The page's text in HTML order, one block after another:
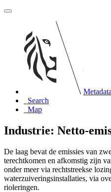
Search
Map
Industrie: Netto-
De laag bevat de emissies van
terechtkomen en afkomstig zijn
onder meer via rechtstreekse
waterzuiveringsinstallaties, via
rioleringen.